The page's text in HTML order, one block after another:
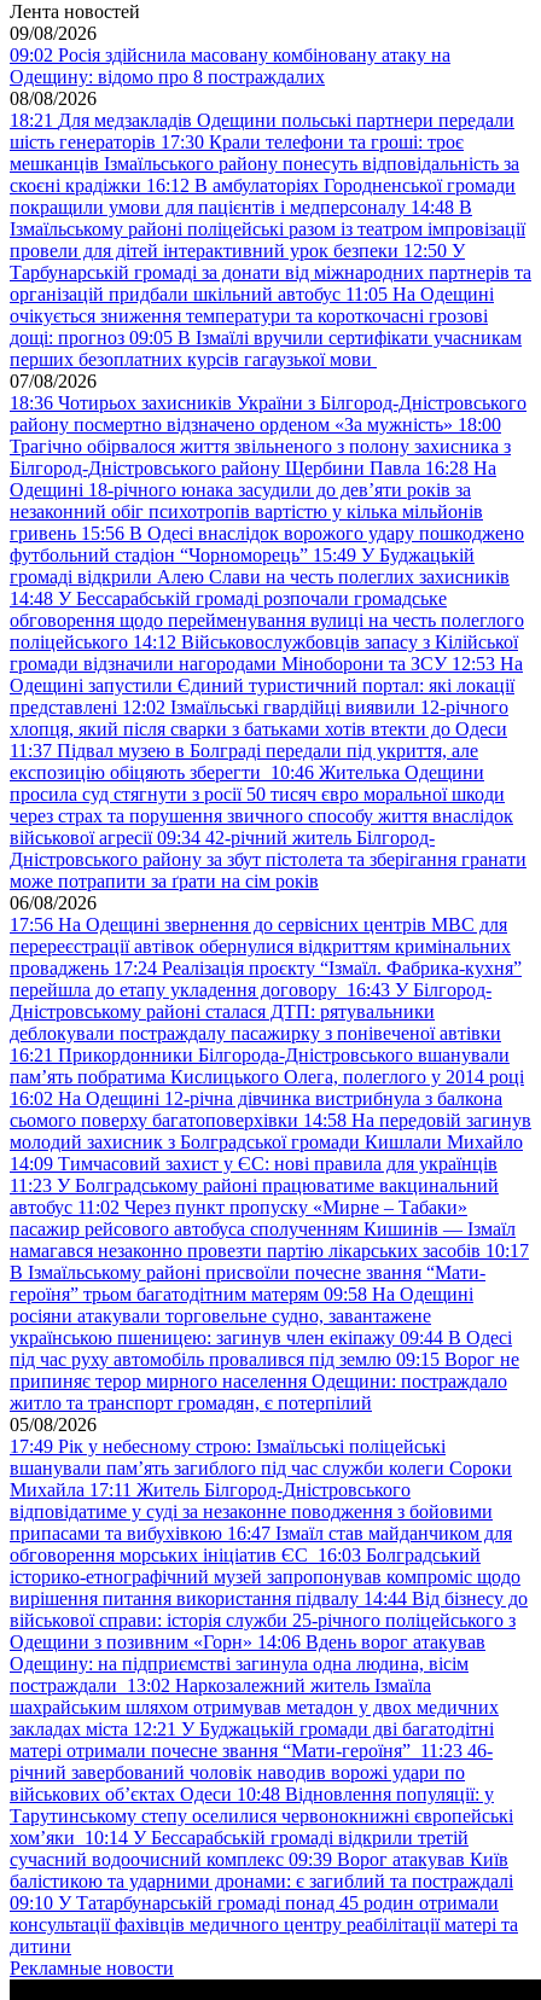
Лента новостей
09/08/2026
09:02 Росія здійснила масовану комбіновану атаку на
Одещину: відомо про 8 постраждалих
08/08/2026
18:21 Для медзакладів Одещини польські партнери передали
шість генераторів 17:30 Крали телефони та гроші: троє
мешканців Ізмаїльського району понесуть відповідальність за
скоєні крадіжки 16:12 В амбулаторіях Городненської громади
покращили умови для пацієнтів і медперсоналу 14:48 В
Ізмаїльському районі поліцейські разом із театром імпровізації
провели для дітей інтерактивний урок безпеки 12:50 У
Тарбунарській громаді за донати від міжнародних партнерів та
організацій придбали шкільний автобус 11:05 На Одещині
очікується зниження температури та короткочасні грозові
дощі: прогноз 09:05 В Ізмаїлі вручили сертифікати учасникам
перших безоплатних курсів гагаузької мови
07/08/2026
18:36 Чотирьох захисників України з Білгород-Дністровського
району посмертно відзначено орденом «За мужність» 18:00
Трагічно обірвалося життя звільненого з полону захисника з
Білгород-Дністровського району Щербини Павла 16:28 На
Одещині 18-річного юнака засудили до дев’яти років за
незаконний обіг психотропів вартістю у кілька мільйонів
гривень 15:56 В Одесі внаслідок ворожого удару пошкоджено
футбольний стадіон “Чорноморець” 15:49 У Буджацькій
громаді відкрили Алею Слави на честь полеглих захисників
14:48 У Бессарабській громаді розпочали громадське
обговорення щодо перейменування вулиці на честь полеглого
поліцейського 14:12 Військовослужбовців запасу з Кілійської
громади відзначили нагородами Міноборони та ЗСУ 12:53 На
Одещині запустили Єдиний туристичний портал: які локації
представлені 12:02 Ізмаїльські гвардійці виявили 12-річного
хлопця, який після сварки з батьками хотів втекти до Одеси
11:37 Підвал музею в Болграді передали під укриття, але
експозицію обіцяють зберегти 10:46 Жителька Одещини
просила суд стягнути з росії 50 тисяч євро моральної шкоди
через страх та порушення звичного способу життя внаслідок
військової агресії 09:34 42-річний житель Білгород-
Дністровського району за збут пістолета та зберігання гранати
може потрапити за ґрати на сім років
06/08/2026
17:56 На Одещині звернення до сервісних центрів МВС для
перереєстрації автівок обернулися відкриттям кримінальних
проваджень 17:24 Реалізація проєкту “Ізмаїл. Фабрика-кухня”
перейшла до етапу укладення договору 16:43 У Білгород-
Дністровському районі сталася ДТП: рятувальники
деблокували постраждалу пасажирку з понівеченої автівки
16:21 Прикордонники Білгорода-Дністровського вшанували
пам’ять побратима Кислицького Олега, полеглого у 2014 році
16:02 На Одещині 12-річна дівчинка вистрибнула з балкона
сьомого поверху багатоповерхівки 14:58 На передовій загинув
молодий захисник з Болградської громади Кишлали Михайло
14:09 Тимчасовий захист у ЄС: нові правила для українців
11:23 У Болградському районі працюватиме вакцинальний
автобус 11:02 Через пункт пропуску «Мирне – Табаки»
пасажир рейсового автобуса сполученням Кишинів — Ізмаїл
намагався незаконно провезти партію лікарських засобів 10:17
В Ізмаїльському районі присвоїли почесне звання “Мати-
героїня” трьом багатодітним матерям 09:58 На Одещині
росіяни атакували торговельне судно, завантажене
українською пшеницею: загинув член екіпажу 09:44 В Одесі
під час руху автомобіль провалився під землю 09:15 Ворог не
припиняє терор мирного населення Одещини: постраждало
житло та транспорт громадян, є потерпілий
05/08/2026
17:49 Рік у небесному строю: Ізмаїльські поліцейські
вшанували пам’ять загиблого під час служби колеги Сороки
Михайла 17:11 Житель Білгород-Дністровського
відповідатиме у суді за незаконне поводження з бойовими
припасами та вибухівкою 16:47 Ізмаїл став майданчиком для
обговорення морських ініціатив ЄС 16:03 Болградський
історико-етнографічний музей запропонував компроміс щодо
вирішення питання використання підвалу 14:44 Від бізнесу до
військової справи: історія служби 25-річного поліцейського з
Одещини з позивним «Горн» 14:06 Вдень ворог атакував
Одещину: на підприємстві загинула одна людина, вісім
постраждали 13:02 Наркозалежний житель Ізмаїла
шахрайським шляхом отримував метадон у двох медичних
закладах міста 12:21 У Буджацькій громади дві багатодітні
матері отримали почесне звання “Мати-героїня” 11:23 46-
річний завербований чоловік наводив ворожі удари по
військових обʼєктах Одеси 10:48 Відновлення популяції: у
Тарутинському степу оселилися червонокнижні європейські
хом’яки 10:14 У Бессарабській громаді відкрили третій
сучасний водоочисний комплекс 09:39 Ворог атакував Київ
балістикою та ударними дронами: є загиблий та постраждалі
09:10 У Татарбунарській громаді понад 45 родин отримали
консультації фахівців медичного центру реабілітації матері та
дитини
Рекламные новости